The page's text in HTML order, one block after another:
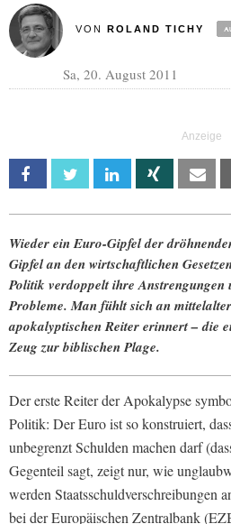
VON ROLAND TICHY
Sa, 20. August 2011
Facebook Twitter Linkedin Xing
Wieder ein Euro-Gipfel der
Gipfel an den wirtschaftlichen
Politik verdoppelt ihre
Probleme. Man fühlt sich an
apokalyptischen Reiter erinnert – die
Zeug zur biblischen Plage.
Der erste Reiter der Apokalypse
Politik: Der Euro ist so konstruiert,
unbegrenzt Schulden machen darf
Gegenteil sagt, zeigt nur, wie
werden Staatsschuldverschreibungen
bei der Europäischen Zentralbank